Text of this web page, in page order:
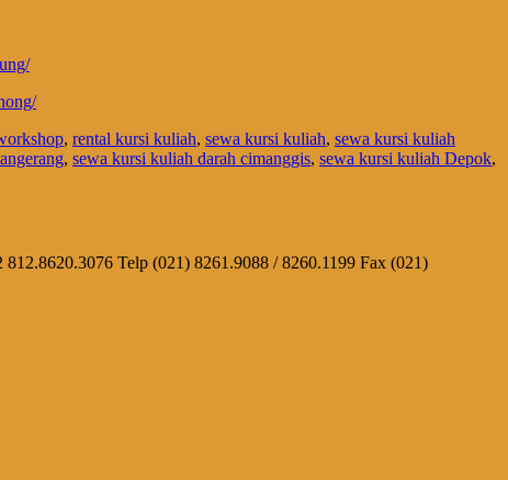
, rental kursi kuliah, sewa kursi kuliah, sewa kursi kuliah
, sewa kursi kuliah darah cimanggis, sewa kursi kuliah Depok,
Telp (021) 8261.9088 / 8260.1199 Fax (021)